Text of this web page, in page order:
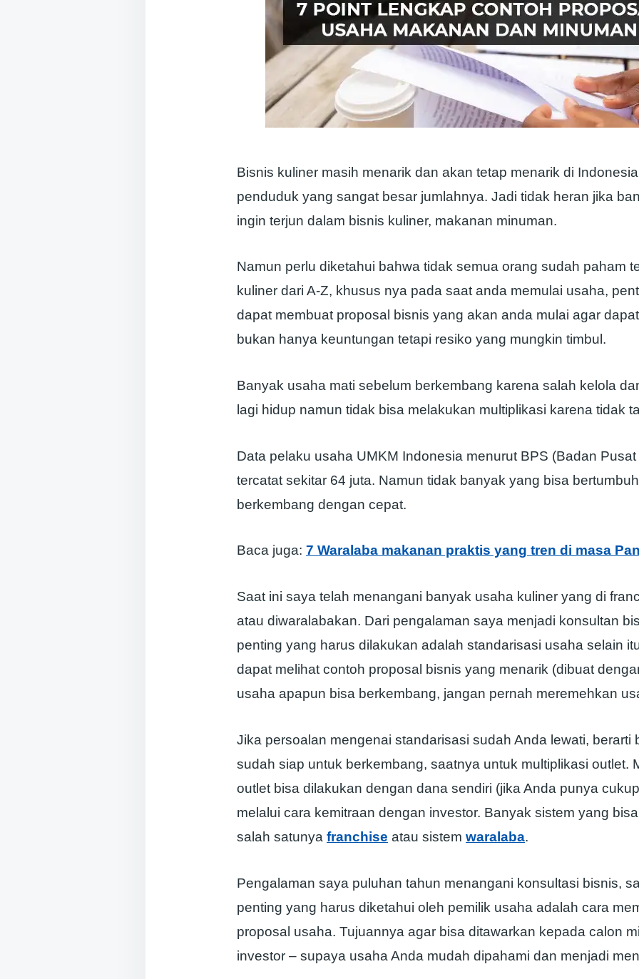
Bisnis kuliner masih menarik dan akan tetap menarik di
penduduk yang sangat besar jumlahnya. Jadi tidak heran jika
ingin terjun dalam bisnis kuliner, makanan minuman.
Namun perlu diketahui bahwa tidak semua orang sudah paham
kuliner dari A-Z, khusus nya pada saat anda memulai usaha,
dapat membuat proposal bisnis yang akan anda mulai agar
bukan hanya keuntungan tetapi resiko yang mungkin timbul.
Banyak usaha mati sebelum berkembang karena salah kelola
lagi hidup namun tidak bisa melakukan multiplikasi karena tidak
Data pelaku usaha UMKM Indonesia menurut BPS (Badan Pusat
tercatat sekitar 64 juta. Namun tidak banyak yang bisa
berkembang dengan cepat.
Baca juga: 7 Waralaba makanan praktis yang tren di masa
Saat ini saya telah menangani banyak usaha kuliner yang di
atau diwaralabakan. Dari pengalaman saya menjadi konsultan
penting yang harus dilakukan adalah standarisasi usaha selain
dapat melihat contoh proposal bisnis yang menarik (dibuat
usaha apapun bisa berkembang, jangan pernah meremehkan
Jika persoalan mengenai standarisasi sudah Anda lewati, berarti
sudah siap untuk berkembang, saatnya untuk multiplikasi outlet.
outlet bisa dilakukan dengan dana sendiri (jika Anda punya
melalui cara kemitraan dengan investor. Banyak sistem yang
salah satunya franchise atau sistem waralaba.
Pengalaman saya puluhan tahun menangani konsultasi bisnis,
penting yang harus diketahui oleh pemilik usaha adalah cara
proposal usaha. Tujuannya agar bisa ditawarkan kepada calon
investor – supaya usaha Anda mudah dipahami dan menjadi